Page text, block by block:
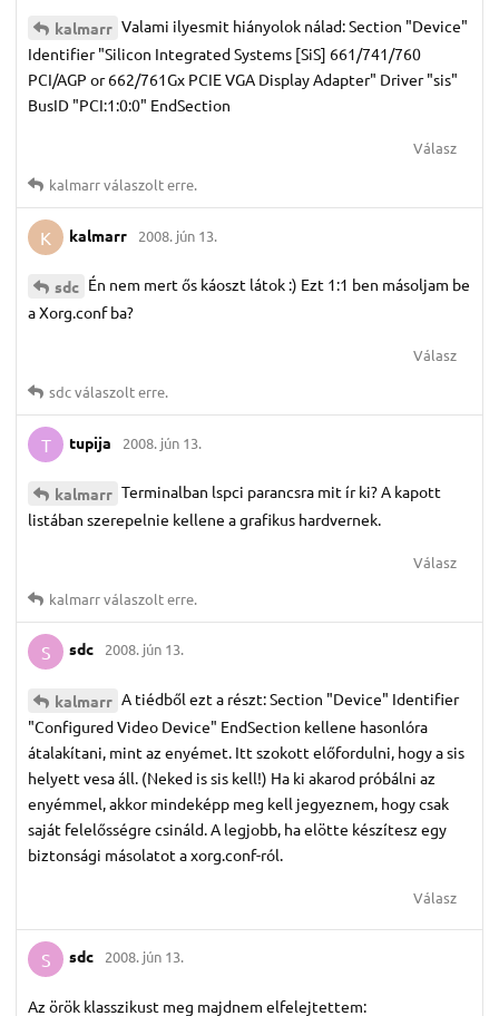
kalmarr Valami ilyesmit hiányolok nálad: Section "Device"
Identifier "Silicon Integrated Systems [SiS] 661/741/760
PCI/AGP or 662/761Gx PCIE VGA Display Adapter" Driver "sis"
BusID "PCI:1:0:0" EndSection
Válasz
kalmarrválaszolt erre.
K kalmarr 2008. jún 13.
sdc Én nem mert ős káoszt látok :) Ezt 1:1 ben másoljam be
a Xorg.conf ba?
Válasz
sdcválaszolt erre.
T tupija 2008. jún 13.
kalmarr Terminalban lspci parancsra mit ír ki? A kapott
listában szerepelnie kellene a grafikus hardvernek.
Válasz
kalmarrválaszolt erre.
S sdc 2008. jún 13.
kalmarr A tiédből ezt a részt: Section "Device" Identifier
"Configured Video Device" EndSection kellene hasonlóra
átalakítani, mint az enyémet. Itt szokott előfordulni, hogy a sis
helyett vesa áll. (Neked is sis kell!) Ha ki akarod próbálni az
enyémmel, akkor mindeképp meg kell jegyeznem, hogy csak
saját felelősségre csináld. A legjobb, ha elötte készítesz egy
biztonsági másolatot a xorg.conf-ról.
Válasz
S sdc 2008. jún 13.
Az örök klasszikust meg majdnem elfelejtettem: